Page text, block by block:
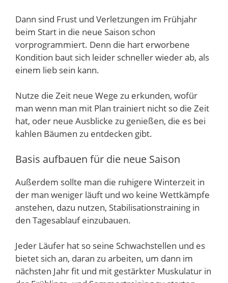
Dann sind Frust und Verletzungen im Frühjahr
beim Start in die neue Saison schon
vorprogrammiert. Denn die hart erworbene
Kondition baut sich leider schneller wieder ab, als
einem lieb sein kann.
Nutze die Zeit neue Wege zu erkunden, wofür
man wenn man mit Plan trainiert nicht so die Zeit
hat, oder neue Ausblicke zu genießen, die es bei
kahlen Bäumen zu entdecken gibt.
Basis aufbauen für die neue Saison
Außerdem sollte man die ruhigere Winterzeit in
der man weniger läuft und wo keine Wettkämpfe
anstehen, dazu nutzen, Stabilisationstraining in
den Tagesablauf einzubauen.
Jeder Läufer hat so seine Schwachstellen und es
bietet sich an, daran zu arbeiten, um dann im
nächsten Jahr fit und mit gestärkter Muskulatur in